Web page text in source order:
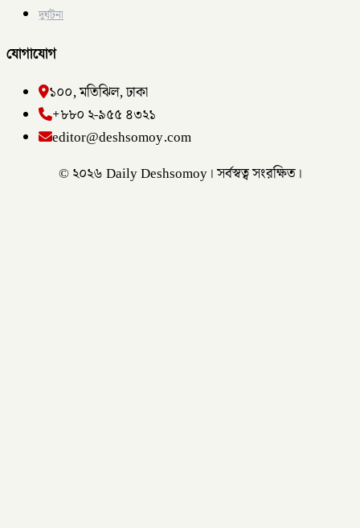
দুর্ঘটনা
যোগাযোগ
১০০, মতিঝিল, ঢাকা
+৮৮০ ২-৯৫৫ ৪৩২১
editor@deshsomoy.com
© ২০২৬ Daily Deshsomoy। সর্বস্বত্ব সংরক্ষিত।